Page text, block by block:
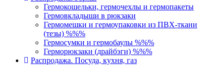
Гермокошельки, гермочехлы и гермопакеты
Гермовкладыши в рюкзаки
Гермомешки и гермоупаковки из ПВХ-ткани
(тезы) %%%
Гермосумки и гермобаулы %%%
Герморюкзаки (драйбэги) %%%
Распродажа. Посуда, кухня, газ